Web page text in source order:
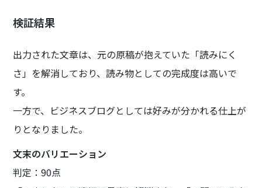
検証結果
出力された文章は、元の原稿が抱えていた「読みにく
さ」を解消しており、読み物としての完成度は高いで
す。
一方で、ビジネスブログとしては好みが分かれる仕上が
りとなりました。
文末のバリエーション
判定：90点